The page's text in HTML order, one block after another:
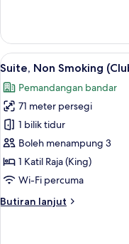
Non
Smoking
(Club
Access)
Lihat
semua
foto
untuk
Suite,
Non
Smoking
(Club
Lounge
Access)
17
Suite, Non Smoking
Pemandangan bandar
71 meter persegi
1 bilik tidur
Boleh menampung 3
1 Katil Raja (King)
Wi-Fi percuma
Butiran lanjut
Butiran